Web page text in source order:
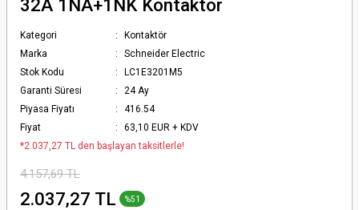
32A 1NA+1NK Kontaktör
Kategori
Kontaktör
Marka
Schneider Electric
Stok Kodu
LC1E3201M5
Garanti Süresi
24 Ay
Piyasa Fiyatı
416.54
Fiyat
63,10 EUR + KDV
*2.037,27 TL den başlayan taksitlerle!
4.157,69 TL
2.037,27 TL %51